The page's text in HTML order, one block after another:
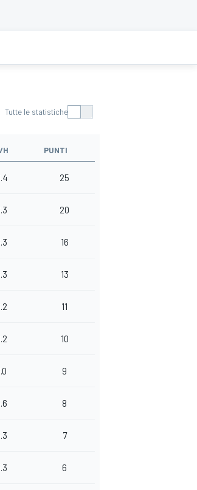
Tutte le statistiche
H PUNTI
25
20
16
13
11
10
9
8
7
6